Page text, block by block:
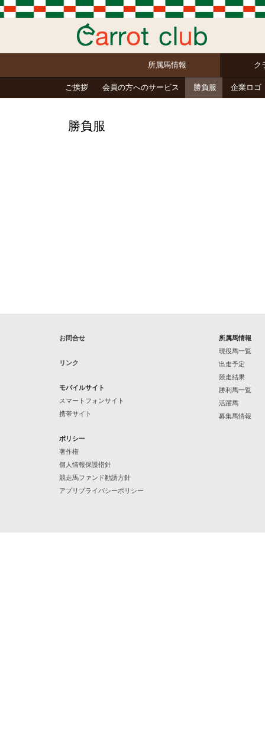
所属馬情報 ク
ご挨拶 会員の方へのサービス 勝負服 企業ロゴ
勝負服
お問合せ
リンク
モバイルサイト
スマートフォンサイト
携帯サイト
ポリシー
著作権
個人情報保護指針
競走馬ファンド勧誘方針
アプリプライバシーポリシー
所属馬情報
現役馬一覧
出走予定
競走結果
勝利馬一覧
活躍馬
募集馬情報